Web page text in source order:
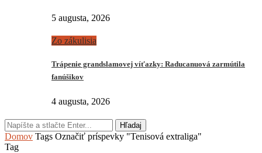
5 augusta, 2026
Zo zákulisia
Trápenie grandslamovej víťazky: Raducanuová zarmútila
fanúšikov
4 augusta, 2026
Hľadaj
Domov Tags Označiť príspevky "Tenisová extraliga"
Tag